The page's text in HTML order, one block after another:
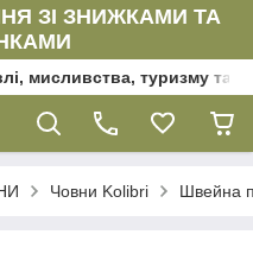
ЗІ ЗНИЖКАМИ ТА
мисливства, туризму та
Човни Kolibri Швейна